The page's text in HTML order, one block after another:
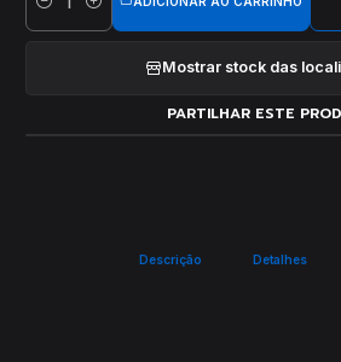
Quantidade
Mostrar stock das
PARTILHAR ESTE
Descrição Detalhes